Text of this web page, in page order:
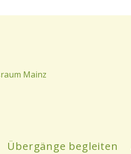
Übergänge begleiten